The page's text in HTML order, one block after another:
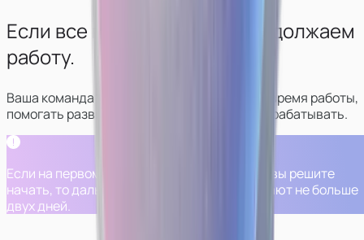
Если все понравилось — продолжаем
работу.
Ваша команда будет в контакте с вами все время работы,
помогать развиваться в сфере и больше зарабатывать.
Если на первом шаге вам все понравится и вы решите
начать, то дальнейшие шаги обычно занимают не больше
двух дней.